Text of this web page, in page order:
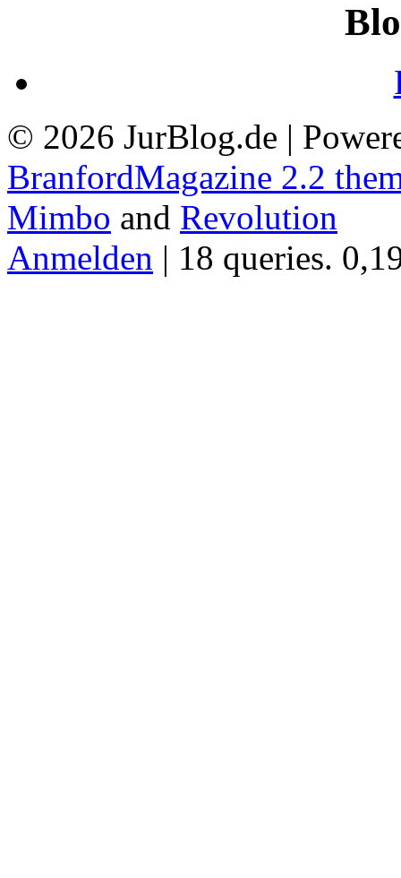
© 2026 JurBlog.de |
BranfordMagazine 2.2
Mimbo and Revolution
Anmelden | 18 queries.